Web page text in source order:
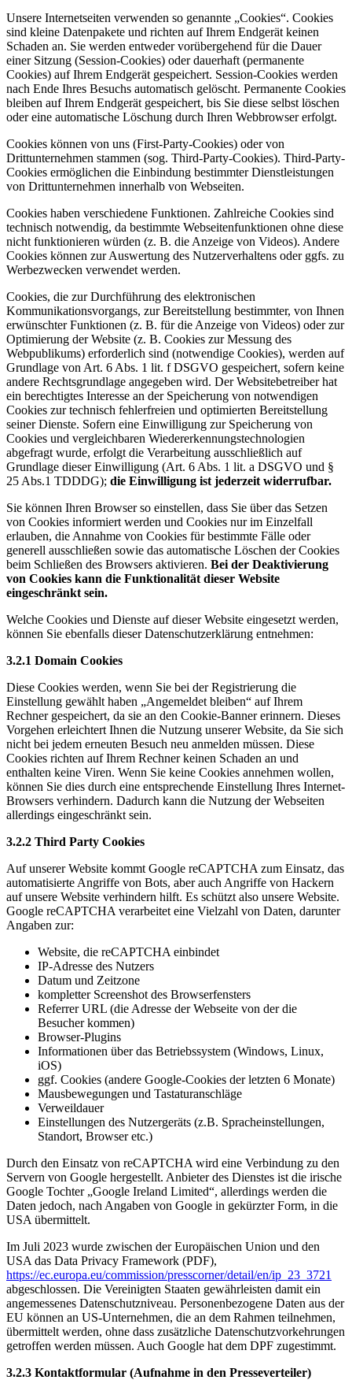
Unsere Internetseiten verwenden so genannte „Cookies“. Cookies
sind kleine Datenpakete und richten auf Ihrem Endgerät keinen
Schaden an. Sie werden entweder vorübergehend für die Dauer
einer Sitzung (Session-Cookies) oder dauerhaft (permanente
Cookies) auf Ihrem Endgerät gespeichert. Session-Cookies werden
nach Ende Ihres Besuchs automatisch gelöscht. Permanente Cookies
bleiben auf Ihrem Endgerät gespeichert, bis Sie diese selbst löschen
oder eine automatische Löschung durch Ihren Webbrowser erfolgt.
Cookies können von uns (First-Party-Cookies) oder von
Drittunternehmen stammen (sog. Third-Party-Cookies). Third-Party-
Cookies ermöglichen die Einbindung bestimmter Dienstleistungen
von Drittunternehmen innerhalb von Webseiten.
Cookies haben verschiedene Funktionen. Zahlreiche Cookies sind
technisch notwendig, da bestimmte Webseitenfunktionen ohne diese
nicht funktionieren würden (z. B. die Anzeige von Videos). Andere
Cookies können zur Auswertung des Nutzerverhaltens oder ggfs. zu
Werbezwecken verwendet werden.
Cookies, die zur Durchführung des elektronischen
Kommunikationsvorgangs, zur Bereitstellung bestimmter, von Ihnen
erwünschter Funktionen (z. B. für die Anzeige von Videos) oder zur
Optimierung der Website (z. B. Cookies zur Messung des
Webpublikums) erforderlich sind (notwendige Cookies), werden auf
Grundlage von Art. 6 Abs. 1 lit. f DSGVO gespeichert, sofern keine
andere Rechtsgrundlage angegeben wird. Der Websitebetreiber hat
ein berechtigtes Interesse an der Speicherung von notwendigen
Cookies zur technisch fehlerfreien und optimierten Bereitstellung
seiner Dienste. Sofern eine Einwilligung zur Speicherung von
Cookies und vergleichbaren Wiedererkennungstechnologien
abgefragt wurde, erfolgt die Verarbeitung ausschließlich auf
Grundlage dieser Einwilligung (Art. 6 Abs. 1 lit. a DSGVO und §
25 Abs.1 TDDDG); die Einwilligung ist jederzeit widerrufbar.
Sie können Ihren Browser so einstellen, dass Sie über das Setzen
von Cookies informiert werden und Cookies nur im Einzelfall
erlauben, die Annahme von Cookies für bestimmte Fälle oder
generell ausschließen sowie das automatische Löschen der Cookies
beim Schließen des Browsers aktivieren. Bei der Deaktivierung
von Cookies kann die Funktionalität dieser Website
eingeschränkt sein.
Welche Cookies und Dienste auf dieser Website eingesetzt werden,
können Sie ebenfalls dieser Datenschutzerklärung entnehmen:
3.2.1 Domain Cookies
Diese Cookies werden, wenn Sie bei der Registrierung die
Einstellung gewählt haben „Angemeldet bleiben“ auf Ihrem
Rechner gespeichert, da sie an den Cookie-Banner erinnern. Dieses
Vorgehen erleichtert Ihnen die Nutzung unserer Website, da Sie sich
nicht bei jedem erneuten Besuch neu anmelden müssen. Diese
Cookies richten auf Ihrem Rechner keinen Schaden an und
enthalten keine Viren. Wenn Sie keine Cookies annehmen wollen,
können Sie dies durch eine entsprechende Einstellung Ihres Internet-
Browsers verhindern. Dadurch kann die Nutzung der Webseiten
allerdings eingeschränkt sein.
3.2.2 Third Party Cookies
Auf unserer Website kommt Google reCAPTCHA zum Einsatz, das
automatisierte Angriffe von Bots, aber auch Angriffe von Hackern
auf unsere Website verhindern hilft. Es schützt also unsere Website.
Google reCAPTCHA verarbeitet eine Vielzahl von Daten, darunter
Angaben zur:
Website, die reCAPTCHA einbindet
IP-Adresse des Nutzers
Datum und Zeitzone
kompletter Screenshot des Browserfensters
Referrer URL (die Adresse der Webseite von der die
Besucher kommen)
Browser-Plugins
Informationen über das Betriebssystem (Windows, Linux,
iOS)
ggf. Cookies (andere Google-Cookies der letzten 6 Monate)
Mausbewegungen und Tastaturanschläge
Verweildauer
Einstellungen des Nutzergeräts (z.B. Spracheinstellungen,
Standort, Browser etc.)
Durch den Einsatz von reCAPTCHA wird eine Verbindung zu den
Servern von Google hergestellt. Anbieter des Dienstes ist die irische
Google Tochter „Google Ireland Limited“, allerdings werden die
Daten jedoch, nach Angaben von Google in gekürzter Form, in die
USA übermittelt.
Im Juli 2023 wurde zwischen der Europäischen Union und den
USA das Data Privacy Framework (PDF),
https://ec.europa.eu/commission/presscorner/detail/en/ip_23_3721
abgeschlossen. Die Vereinigten Staaten gewährleisten damit ein
angemessenes Datenschutzniveau. Personenbezogene Daten aus der
EU können an US-Unternehmen, die an dem Rahmen teilnehmen,
übermittelt werden, ohne dass zusätzliche Datenschutzvorkehrungen
getroffen werden müssen. Auch Google hat dem DPF zugestimmt.
3.2.3 Kontaktformular (Aufnahme in den Presseverteiler)